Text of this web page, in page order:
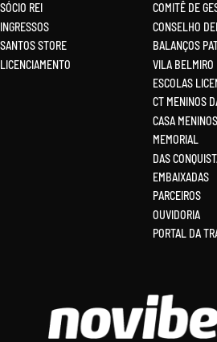
SÓCIO REI
INGRESSOS
SANTOS STORE
LICENCIAMENTO
COMITÊ DE
CONSELHO
BALANÇOS
VILA BELMIRO
ESCOLAS
CT MENINOS
CASA
MEMORIAL
DAS
EMBAIXADAS
PARCEIROS
OUVIDORIA
PORTAL DA